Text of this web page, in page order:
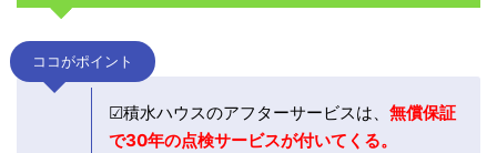
ココがポイント
☑積水ハウスのアフターサービスは、 無償保証
で30年の点検サービスが付いてくる。